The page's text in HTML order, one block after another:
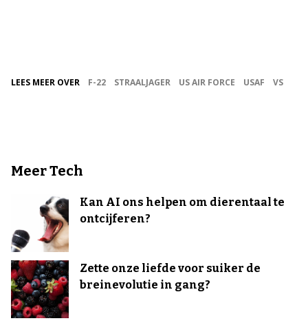
LEES MEER OVER F-22 STRAALJAGER US AIR FORCE USAF VS
Meer Tech
Kan AI ons helpen om dierentaal te
ontcijferen?
Zette onze liefde voor suiker de
breinevolutie in gang?